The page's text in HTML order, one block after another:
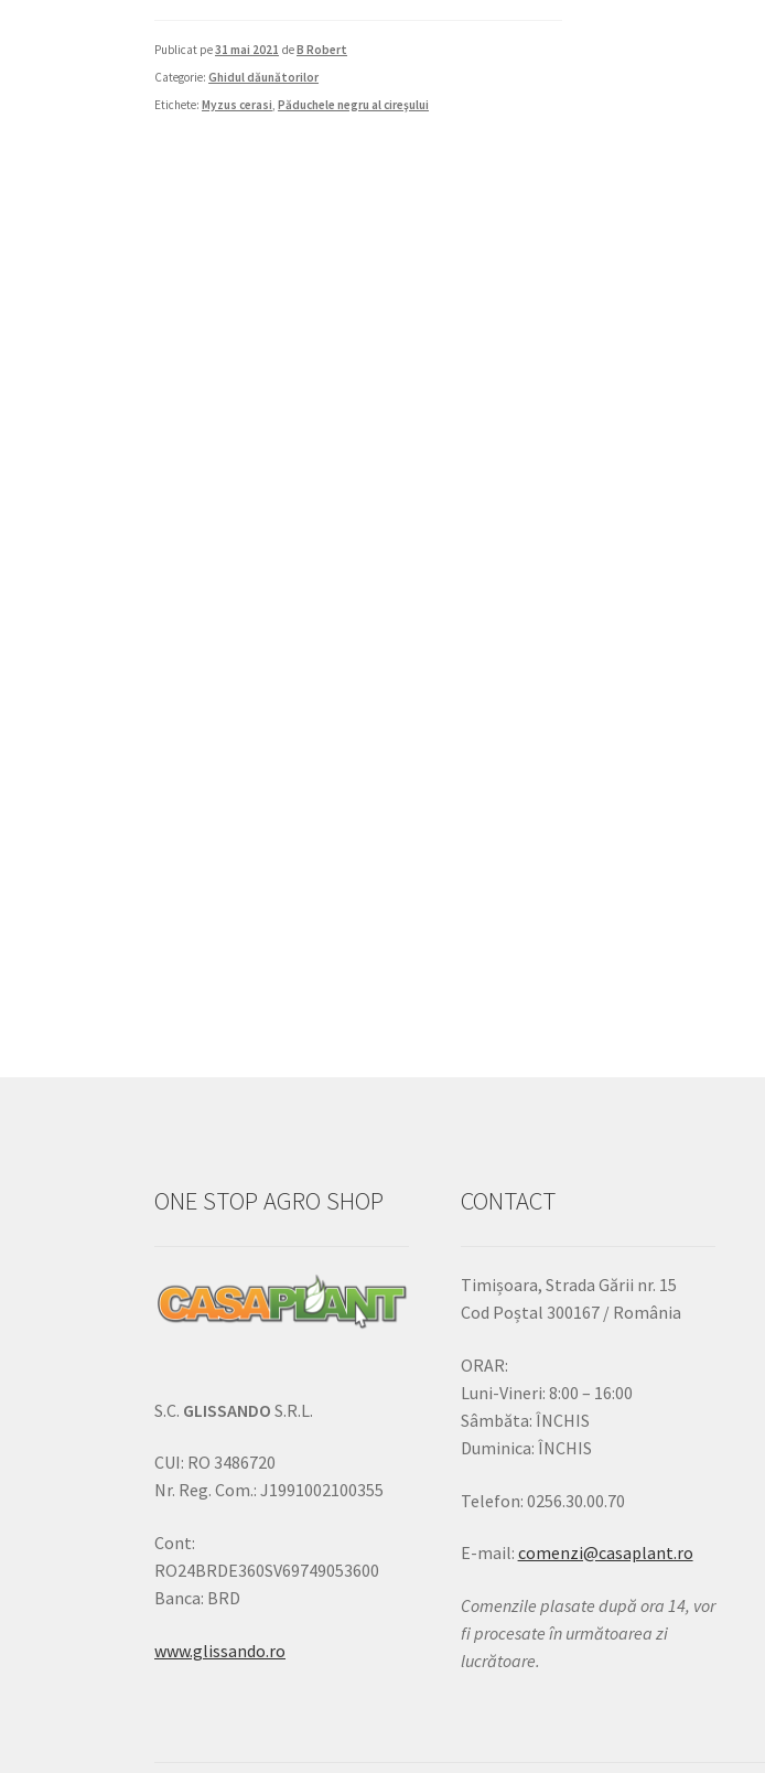
Publicat pe31 mai 2021 deB Robert
Categorie:Ghidul dăunătorilor
Etichete:Myzus cerasi ,Păduchele negru al cireşului
ONE STOP AGRO SHOP
S.C. GLISSANDO S.R.L.
CUI: RO 3486720
Nr. Reg. Com.: J1991002100355
Cont:
RO24BRDE360SV69749053600
Banca: BRD
www.glissando.ro
CONTACT
Timișoara, Strada Gării nr. 15
Cod Poștal 300167 / România
ORAR:
Luni-Vineri: 8:00 – 16:00
Sâmbăta: ÎNCHIS
Duminica: ÎNCHIS
Telefon: 0256.30.00.70
E-mail: comenzi@casaplant.ro
Comenzile plasate după ora 14, vor
fi procesate în următoarea zi
lucrătoare.